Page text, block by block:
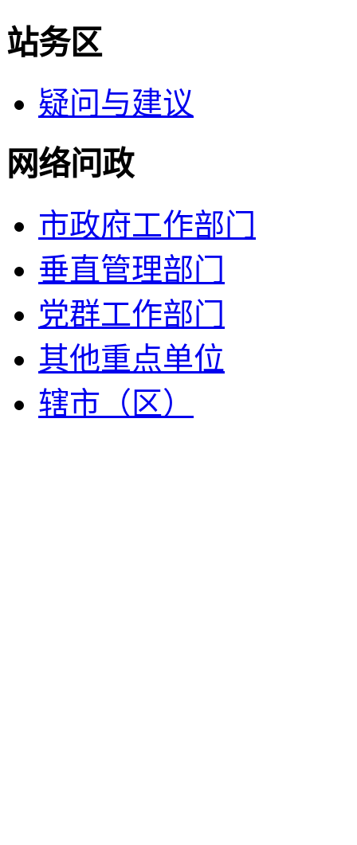
站务区
疑问与建议
网络问政
市政府工作部门
垂直管理部门
党群工作部门
其他重点单位
辖市（区）